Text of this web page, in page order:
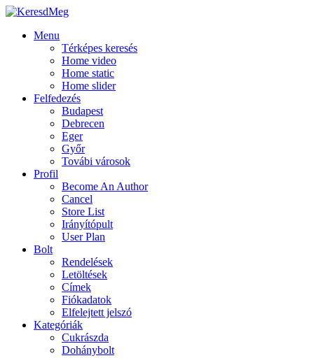
Menu
Térképes keresés
Home video
Home static
Home slider
Felfedezés
Budapest
Debrecen
Eger
Győr
Továbi városok
Profil
Become An Author
Cancel
Store List
Irányítópult
User Plan
Bolt
Rendelések
Letöltések
Címek
Fiókadatok
Elfelejtett jelszó
Kategóriák
Cukrászda
Dohánybolt